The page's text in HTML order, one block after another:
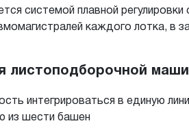
системой плавной регулировки
каждого лотка, в
интегрироваться в единую
из шести башен